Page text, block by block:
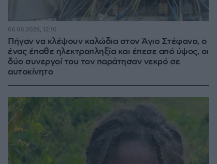
Πήγαν να κλέψουν καλώδια στον Άγιο Στέφανο, ο
ένας έπαθε ηλεκτροπληξία και έπεσε από ύψος, οι
δύο συνεργοί του τον παράτησαν νεκρό σε
αυτοκίνητο
06.08.2026, 12:10